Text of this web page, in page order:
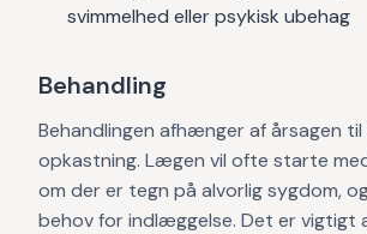
svimmelhed eller psykisk ubehag
Behandling
Behandlingen afhænger af årsagen til
opkastning. Lægen vil ofte starte
om der er tegn på alvorlig sygdom,
behov for indlæggelse. Det er vigtigt